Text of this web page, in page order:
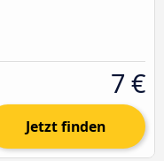
7 €
Jetzt finden